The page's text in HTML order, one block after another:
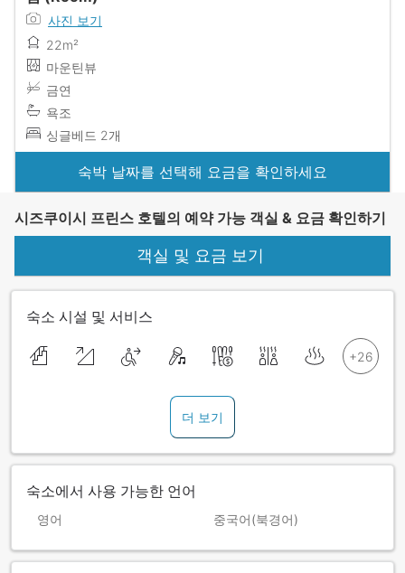
사진 보기
22m²
마운틴뷰
금연
욕조
싱글베드 2개
숙박 날짜를 선택해 요금을 확인하세요
시즈쿠이시 프린스 호텔의 예약 가능 객실 & 요금 확인하기
객실 및 요금 보기
숙소 시설 및 서비스
더 보기
숙소에서 사용 가능한 언어
영어 중국어(북경어)